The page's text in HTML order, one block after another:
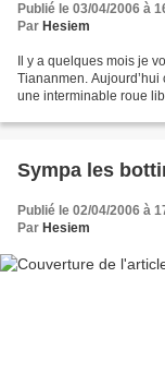
Publié le 03/04/2006 à
Par Hesiem
Il y a quelques mois je
Tiananmen.
une interminable roue
Sympa les
Publié le 02/04/2006 à
Par Hesiem